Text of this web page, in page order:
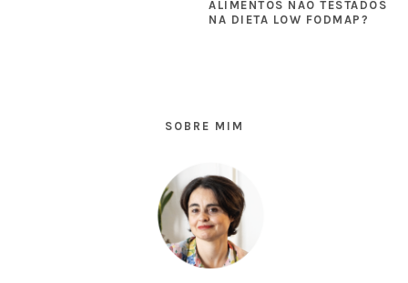
ALIMENTOS NÃO TESTADOS
NA DIETA LOW FODMAP?
SOBRE MIM